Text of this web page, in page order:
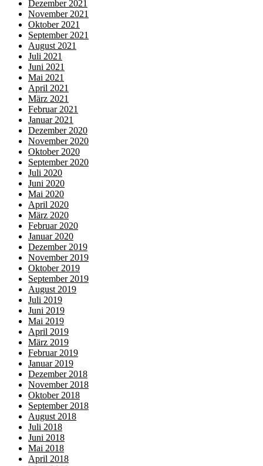
Dezember 2021
November 2021
Oktober 2021
September 2021
August 2021
Juli 2021
Juni 2021
Mai 2021
April 2021
März 2021
Februar 2021
Januar 2021
Dezember 2020
November 2020
Oktober 2020
September 2020
Juli 2020
Juni 2020
Mai 2020
April 2020
März 2020
Februar 2020
Januar 2020
Dezember 2019
November 2019
Oktober 2019
September 2019
August 2019
Juli 2019
Juni 2019
Mai 2019
April 2019
März 2019
Februar 2019
Januar 2019
Dezember 2018
November 2018
Oktober 2018
September 2018
August 2018
Juli 2018
Juni 2018
Mai 2018
April 2018